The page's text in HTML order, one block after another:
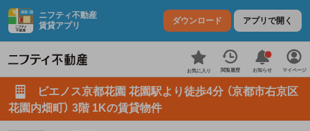
ニフティ不動産
賃貸アプリ
ダウンロード アプリで開く
お気に入り 閲覧履歴 お知らせ マイページ
ビエノス京都花園 花園駅より徒歩4分 （京都市右京区
花園内畑町） 3階 1Kの賃貸物件